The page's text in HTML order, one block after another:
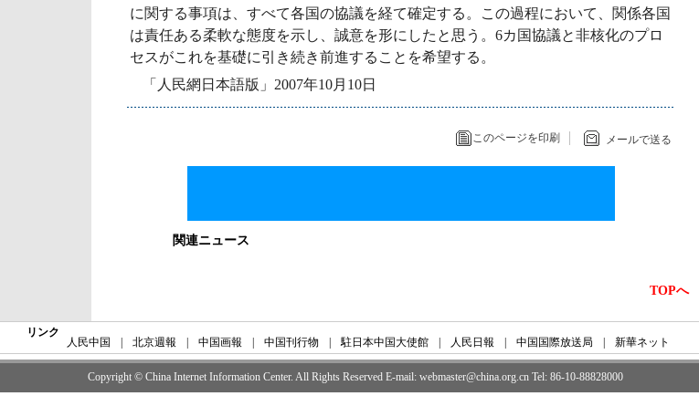
に関する事項は、すべて各国の協議を経て確定する。この過程において、関係各国
は責任ある柔軟な態度を示し、誠意を形にしたと思う。6カ国協議と非核化のプロ
セスがこれを基礎に引き続き前進することを希望する。
「人民網日本語版」2007年10月10日
このページを印刷 メールで送る
関連ニュース
TOPへ
リンク
人民中国 北京週報 中国画報 中国刊行物 駐日本中国大使館 人民日報 中国国際放送局 新華ネット
Copyright © China Internet Information Center. All Rights Reserved E-mail: webmaster@china.org.cn Tel: 86-10-88828000